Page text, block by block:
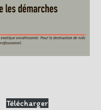
Télécharger